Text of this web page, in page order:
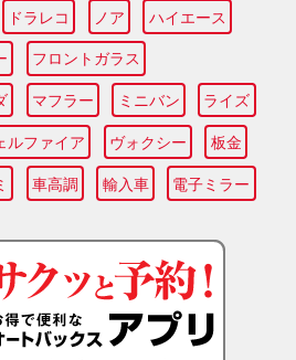
ドラレコ ノア ハイエース
フロントガラス
マフラー ミニバン ライズ
ルファイア ヴォクシー 板金
車高調 輸入車 電子ミラー